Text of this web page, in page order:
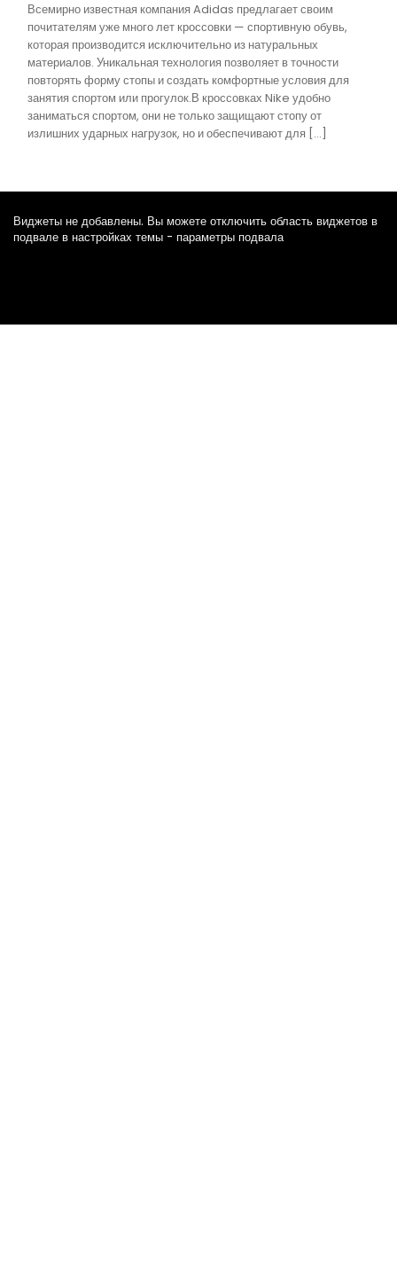
Всемирно известная компания Adidas предлагает своим
почитателям уже много лет кроссовки — спортивную обувь,
которая производится исключительно из натуральных
материалов. Уникальная технология позволяет в точности
повторять форму стопы и создать комфортные условия для
занятия спортом или прогулок.В кроссовках Nike удобно
заниматься спортом, они не только защищают стопу от
излишних ударных нагрузок, но и обеспечивают для […]
Виджеты не добавлены. Вы можете отключить область виджетов в
подвале в настройках темы - параметры подвала